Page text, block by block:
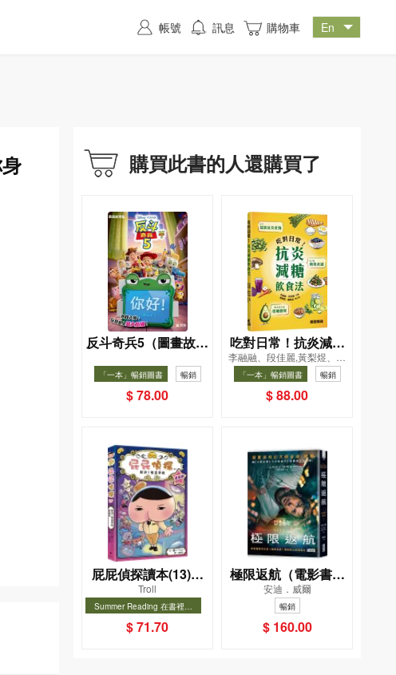
購買此書的人還購買了
反斗奇兵5（圖畫故事
版）
「一本」暢銷圖書 暢銷
$ 78.00
吃對日常！抗炎減糖
飲食法
李融融、段佳麗,黃梨煜、顧
凱辰
「一本」暢銷圖書 暢銷
$ 88.00
屁屁偵探讀本(13)－
－對決！怪盜學院
（星星篇）
Troll
Summer Reading 在書裡度
選圖書67折
暢銷
$ 71.70
極限返航（電影書衣
典藏版）（獨家收錄
作者訪談）
安迪．威爾
暢銷
$ 160.00
帳號 訊息 購物車